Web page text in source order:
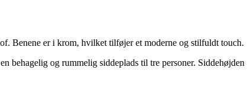
Benene er i krom, hvilket tilføjer et moderne og stilfuldt touch.
behagelig og rummelig siddeplads til tre personer. Siddehøjden